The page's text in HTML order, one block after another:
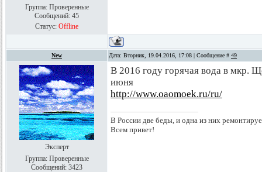
Группа: Проверенные
Сообщений: 45
Статус: Offline
New Дата: Вторник, 19.04.2016, 17:08 | Сообщение # 49
Эксперт
Группа: Проверенные
Сообщений: 3423
В 2016 году горячая вода в мкр.
июня
http://www.oaomoek.ru/ru/
В России две беды, и одна из них
Всем привет!